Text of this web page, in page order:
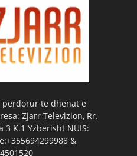
përdorur të dhënat e
Zjarr Televizion, Rr.
3 K.1 Yzberisht NUIS:
&